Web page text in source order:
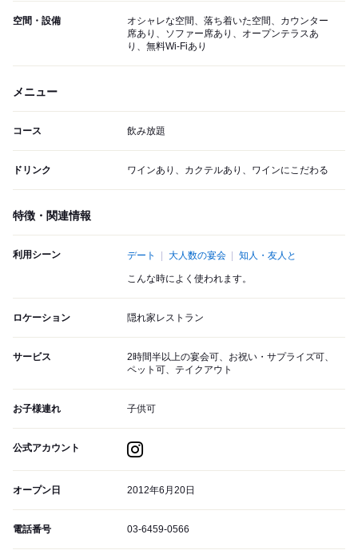
空間・設備
オシャレな空間、落ち着いた空間、カウンター
席あり、ソファー席あり、オープンテラスあ
り、無料Wi-Fiあり
メニュー
コース 飲み放題
ドリンク ワインあり、カクテルあり、ワインにこだわる
特徴・関連情報
利用シーン デート 大人数の宴会 知人・友人と
こんな時によく使われます。
ロケーション 隠れ家レストラン
サービス
2時間半以上の宴会可、お祝い・サプライズ可、
ペット可、テイクアウト
お子様連れ 子供可
公式アカウント
オープン日 2012年6月20日
電話番号 03-6459-0566